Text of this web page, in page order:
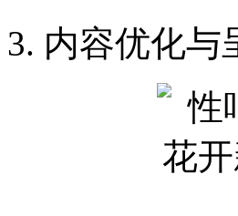
3. 内容优化与